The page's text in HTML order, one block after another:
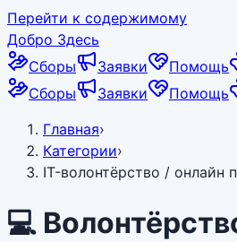
Перейти к содержимому
Добро Здесь
Сборы
Заявки Помощь
Сборы
Заявки Помощь
Главная›
Категории›
IT-волонтёрство / онлайн
💻